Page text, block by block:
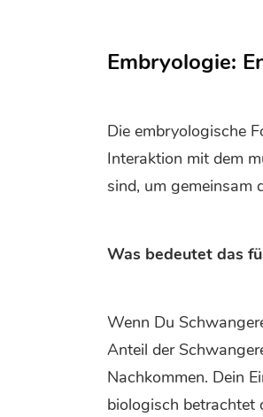
Embryologie:
Die embryologische
Interaktion mit dem
sind, um gemeinsam
Was bedeutet das
Wenn Du
Anteil der
Nachkommen. Dein
biologisch betrachtet